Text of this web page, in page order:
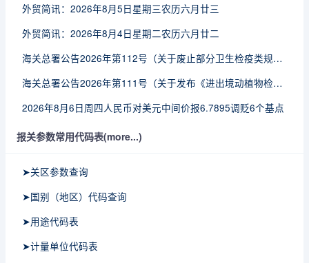
外贸简讯：2026年8月5日星期三农历六月廿三
外贸简讯：2026年8月4日星期二农历六月廿二
海关总署公告2026年第112号（关于废止部分卫生检疫类规范性文件的公告）
海关总署公告2026年第111号（关于发布《进出境动植物检疫处理监督管理工作规定》《进出境卫生处理监督管理工作规定》的公告）
2026年8月6日周四人民币对美元中间价报6.7895调贬6个基点
报关参数常用代码表(more...)
➤关区参数查询
➤国别（地区）代码查询
➤用途代码表
➤计量单位代码表